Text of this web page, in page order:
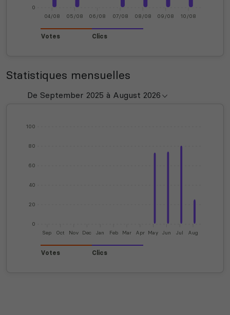
0
04/08 05/08 06/08 07/08 08/08 09/08 10/08
Votes Clics
Statistiques mensuelles
0
20
40
60
80
100
Sep Oct Nov Dec Jan Feb Mar Apr May Jun Jul Aug
Votes Clics